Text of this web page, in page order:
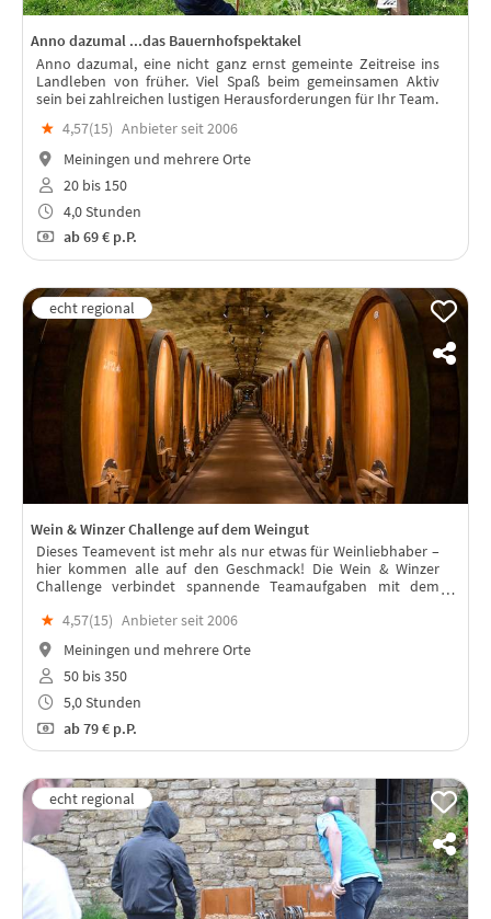
Anno dazumal ...das Bauernhofspektakel
Anno dazumal, eine nicht ganz ernst gemeinte Zeitreise ins
Landleben von früher. Viel Spaß beim gemeinsamen Aktiv
sein bei zahlreichen lustigen Herausforderungen für Ihr Team.
★ 4,57(15) Anbieter seit 2006
Meiningen und mehrere Orte
20 bis 150
4,0 Stunden
ab69 € p.P.
Wein & Winzer Challenge auf dem Weingut
Dieses Teamevent ist mehr als nur etwas für Weinliebhaber –
hier kommen alle auf den Geschmack! Die Wein & Winzer
Challenge verbindet spannende Teamaufgaben mit dem
Thema Wein.
★ 4,57(15) Anbieter seit 2006
Meiningen und mehrere Orte
50 bis 350
5,0 Stunden
ab79 € p.P.